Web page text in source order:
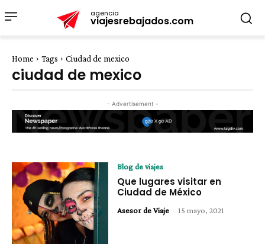
agencia
viajesrebajados.com
Home Tags Ciudad de mexico
ciudad de mexico
- Advertisement -
Blog de viajes
Que lugares visitar en
Ciudad de México
Asesor de Viaje - 15 mayo, 2021